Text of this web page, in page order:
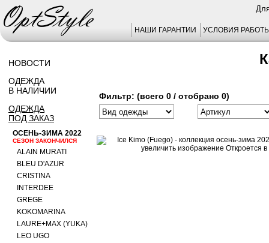
НАШИ ГАРАНТИИ УСЛОВИЯ
НОВОСТИ
ОДЕЖДА
В НАЛИЧИИ
ОДЕЖДА
ПОД ЗАКАЗ
ОСЕНЬ-ЗИМА 2022
СЕЗОН ЗАКОНЧИЛСЯ
ALAIN MURATI
BLEU D'AZUR
CRISTINA
INTERDEE
GREGE
KOKOMARINA
LAURE+MAX (YUKA)
LEO UGO
Фильтр: (всего 0 / отобрано 0)